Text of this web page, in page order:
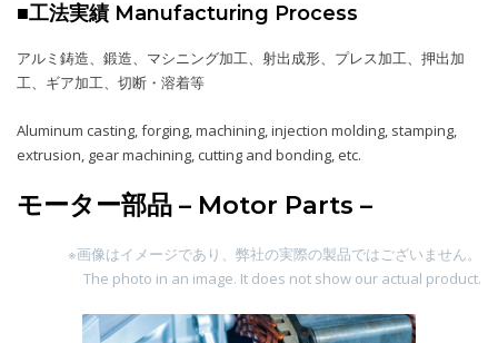
■工法実績 Manufacturing Process
アルミ鋳造、鍛造、マシニング加工、射出成形、プレス加工、押出加
工、ギア加工、切断・溶着等
Aluminum casting, forging, machining, injection molding, stamping,
extrusion, gear machining, cutting and bonding, etc.
モーター部品 – Motor Parts –
※画像はイメージであり、弊社の実際の製品ではございません。
The photo in an image. It does not show our actual product.